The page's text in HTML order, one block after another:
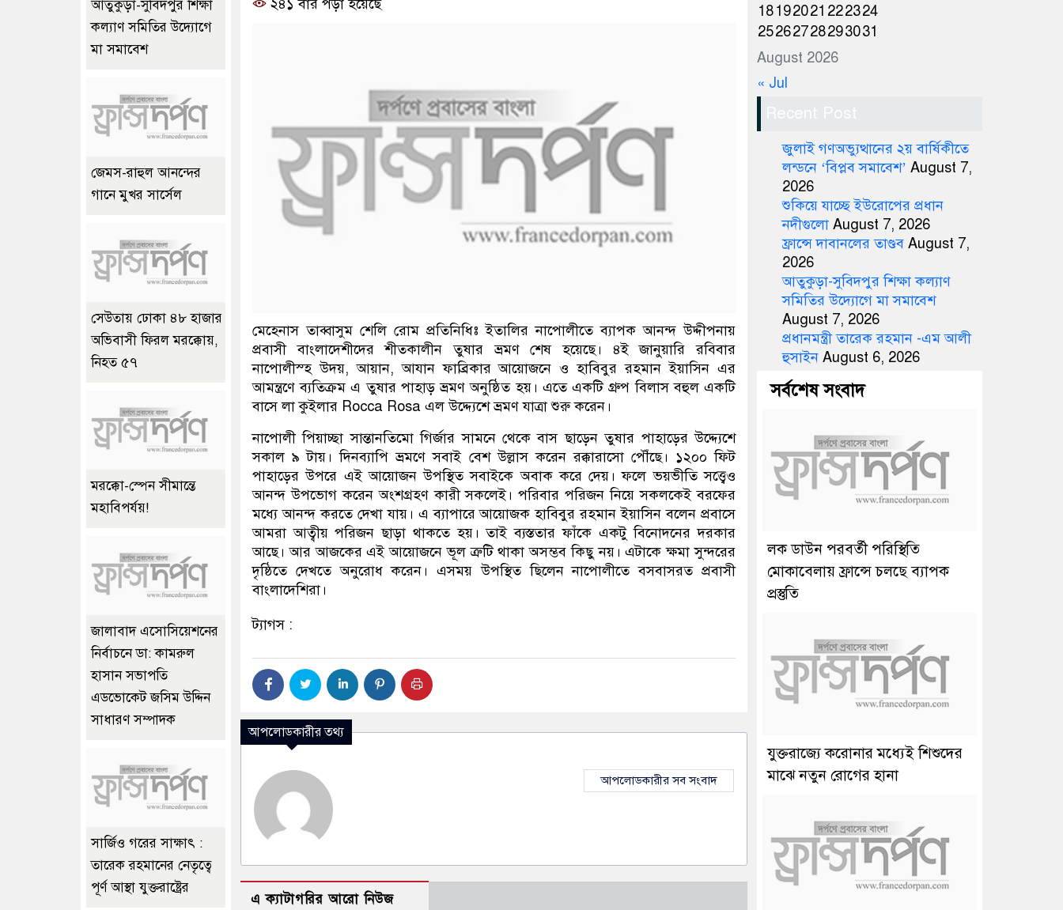
২৪১ বার পড়া হয়েছে
মেহেনাস তাব্বাসুম শেলি রোম প্রতিনিধিঃ ইতালির নাপোলীতে ব্যাপক আনন্দ উদ্দীপনায়
প্রবাসী বাংলাদেশীদের শীতকালীন তুষার ভ্রমণ শেষ হয়েছে। ৪ই জানুয়ারি রবিবার
নাপোলীস্হ উদয়, আয়ান, আযান ফাব্রিকার আয়োজনে ও হাবিবুর রহমান ইয়াসিন এর
আমন্ত্রণে ব্যতিক্রম এ তুষার পাহাড় ভ্রমণ অনুষ্ঠিত হয়। এতে একটি গ্রুপ বিলাস বহুল একটি
বাসে লা কুইলার Rocca Rosa এল উদ্দ্যেশে ভ্রমণ যাত্রা শুরু করেন।
নাপোলী পিয়াচ্ছা সান্তানতিমো গির্জার সামনে থেকে বাস ছাড়েন তুষার পাহাড়ের উদ্দ্যেশে
সকাল ৯ টায়। দিনব্যাপি ভ্রমণে সবাই বেশ উল্লাস করেন রক্কারাসো পৌঁছে। ১২০০ ফিট
পাহাড়ের উপরে এই আয়োজন উপস্থিত সবাইকে অবাক করে দেয়। ফলে ভয়ভীতি সত্ত্বেও
আনন্দ উপভোগ করেন অংশগ্রহণ কারী সকলেই। পরিবার পরিজন নিয়ে সকলকেই বরফের
মধ্যে আনন্দ করতে দেখা যায়। এ ব্যাপারে আয়োজক হাবিবুর রহমান ইয়াসিন বলেন প্রবাসে
আমরা আত্বীয় পরিজন ছাড়া থাকতে হয়। তাই ব্যস্ততার ফাঁকে একটু বিনোদনের দরকার
আছে। আর আজকের এই আয়োজনে ভূল ত্রুটি থাকা অসম্ভব কিছু নয়। এটাকে ক্ষমা সুন্দরের
দৃষ্ঠিতে দেখতে অনুরোধ করেন। এসময় উপস্থিত ছিলেন নাপোলীতে বসবাসরত প্রবাসী
বাংলাদেশিরা।
ট্যাগস :
আপলোডকারীর তথ্য
আপলোডকারীর সব সংবাদ
এ ক্যাটাগরির আরো নিউজ
আতুকুড়া-সুবিদপুর শিক্ষা
কল্যাণ সমিতির উদ্যোগে
মা সমাবেশ
জেমস-রাহুল আনন্দের
গানে মুখর সার্সেল
সেউতায় ঢোকা ৪৮ হাজার
অভিবাসী ফিরল মরক্কোয়,
নিহত ৫৭
মরক্কো-স্পেন সীমান্তে
মহাবিপর্যয়!
জালাবাদ এসোসিয়েশনের
নির্বাচনে ডা: কামরুল
হাসান সভাপতি
এডভোকেট জসিম উদ্দিন
সাধারণ সম্পাদক
সার্জিও গরের সাক্ষাৎ :
তারেক রহমানের নেতৃত্বে
পূর্ণ আস্থা যুক্তরাষ্ট্রের
August 2026
18192021 222324
25262728293031
« Jul
Recent Post
জুলাই গণঅভ্যুত্থানের ২য় বার্ষিকীতে
লন্ডনে ‘বিপ্লব সমাবেশ’ August 7,
2026
শুকিয়ে যাচ্ছে ইউরোপের প্রধান
নদীগুলো August 7, 2026
ফ্রান্সে দাবানলের তাণ্ডব August 7,
2026
আতুকুড়া-সুবিদপুর শিক্ষা কল্যাণ
সমিতির উদ্যোগে মা সমাবেশ
August 7, 2026
প্রধানমন্ত্রী তারেক রহমান -এম আলী
হুসাইন August 6, 2026
সর্বশেষ সংবাদ
লক ডাউন পরবর্তী পরিস্থিতি
মোকাবেলায় ফ্রান্সে চলছে ব্যাপক
প্রস্তুতি
যুক্তরাজ্যে করোনার মধ্যেই শিশুদের
মাঝে নতুন রোগের হানা